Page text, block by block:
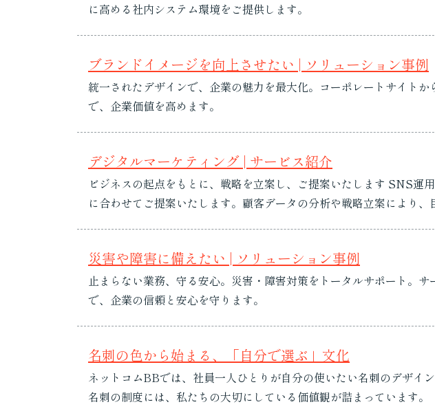
に高める社内システム環境をご提供します。
ブランドイメージを向上させたい | ソリューション事例
統一されたデザインで、企業の魅力を最大化。コーポレートサイト
で、企業価値を高めます。
デジタルマーケティング | サービス紹介
ビジネスの起点をもとに、戦略を立案し、ご提案いたします SNS
に合わせてご提案いたします。顧客データの分析や戦略立案により、目標達成を目指します。 強み・特徴 提供
災害や障害に備えたい | ソリューション事例
止まらない業務、守る安心。災害・障害対策をトータルサポート。
で、企業の信頼と安心を守ります。
名刺の色から始まる、「自分で選ぶ」文化
ネットコムBBでは、社員一人ひとりが自分の使いたい名刺のデザイ
名刺の制度には、私たちの大切にしている価値観が詰まっています。 「仕事で使うものだからこそ、自分で選ぶ」 名刺は、お客さまに最初にお渡しす